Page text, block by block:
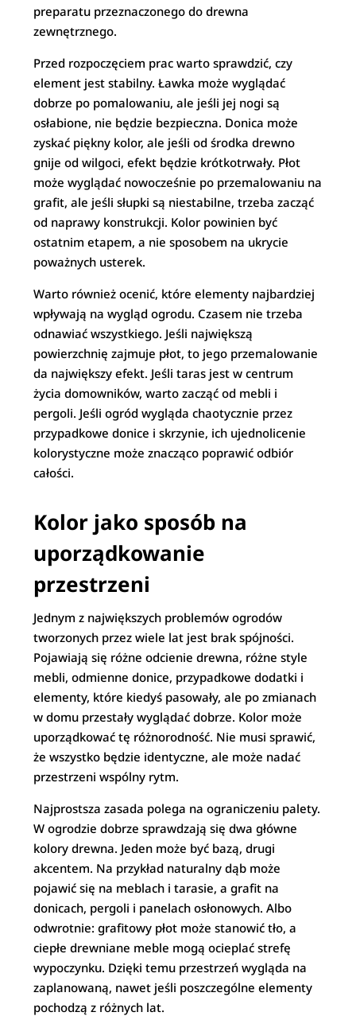
preparatu przeznaczonego do drewna
zewnętrznego.
Przed rozpoczęciem prac warto sprawdzić, czy
element jest stabilny. Ławka może wyglądać
dobrze po pomalowaniu, ale jeśli jej nogi są
osłabione, nie będzie bezpieczna. Donica może
zyskać piękny kolor, ale jeśli od środka drewno
gnije od wilgoci, efekt będzie krótkotrwały. Płot
może wyglądać nowocześnie po przemalowaniu na
grafit, ale jeśli słupki są niestabilne, trzeba zacząć
od naprawy konstrukcji. Kolor powinien być
ostatnim etapem, a nie sposobem na ukrycie
poważnych usterek.
Warto również ocenić, które elementy najbardziej
wpływają na wygląd ogrodu. Czasem nie trzeba
odnawiać wszystkiego. Jeśli największą
powierzchnię zajmuje płot, to jego przemalowanie
da największy efekt. Jeśli taras jest w centrum
życia domowników, warto zacząć od mebli i
pergoli. Jeśli ogród wygląda chaotycznie przez
przypadkowe donice i skrzynie, ich ujednolicenie
kolorystyczne może znacząco poprawić odbiór
całości.
Kolor jako sposób na
uporządkowanie
przestrzeni
Jednym z największych problemów ogrodów
tworzonych przez wiele lat jest brak spójności.
Pojawiają się różne odcienie drewna, różne style
mebli, odmienne donice, przypadkowe dodatki i
elementy, które kiedyś pasowały, ale po zmianach
w domu przestały wyglądać dobrze. Kolor może
uporządkować tę różnorodność. Nie musi sprawić,
że wszystko będzie identyczne, ale może nadać
przestrzeni wspólny rytm.
Najprostsza zasada polega na ograniczeniu palety.
W ogrodzie dobrze sprawdzają się dwa główne
kolory drewna. Jeden może być bazą, drugi
akcentem. Na przykład naturalny dąb może
pojawić się na meblach i tarasie, a grafit na
donicach, pergoli i panelach osłonowych. Albo
odwrotnie: grafitowy płot może stanowić tło, a
ciepłe drewniane meble mogą ocieplać strefę
wypoczynku. Dzięki temu przestrzeń wygląda na
zaplanowaną, nawet jeśli poszczególne elementy
pochodzą z różnych lat.